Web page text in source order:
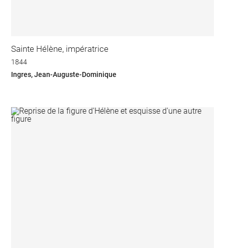
Sainte Hélène, impératrice
1844
Ingres, Jean-Auguste-Dominique